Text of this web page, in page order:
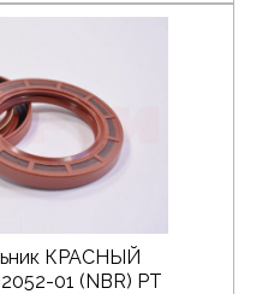
КРАСНЫЙ
01 (NBR) РТ